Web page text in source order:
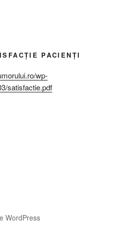
PACIENȚI
wp-
satisfactie.pdf
WordPress